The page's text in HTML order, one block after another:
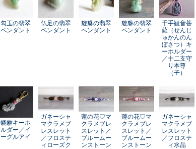
勾玉の翡翠
ペンダント
仏足の翡翠
ペンダント
貔貅の翡翠
ペンダント
貔貅の翡翠
ペンダント
千手観音菩
薩（せんじ
ゅかんのん
ぼさつ）キ
ーホルダー
／十二支守
り本尊
（子）
貔貅キーホ
ルダー／イ
ーグルアイ
ガネーシャ
マクラメブ
レスレット
／フロステ
ィローズク
蓮の花♡マ
クラメブレ
スレット／
ブルームー
ンストーン
蓮の花♡マ
クラメブレ
スレット／
ブルームー
ンストーン
ガネーシャ
マクラメブ
レスレット
／フロステ
ィ水晶